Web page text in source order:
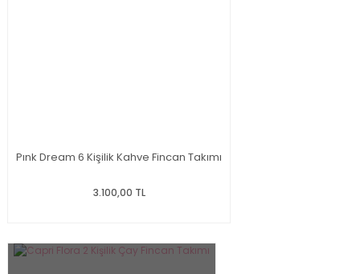
Pınk Dream 6 Kişilik Kahve Fincan Takımı
3.100,00 TL